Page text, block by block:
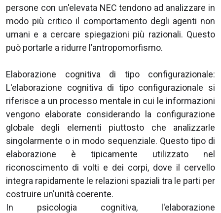
persone con un'elevata NEC tendono ad analizzare in
modo più critico il comportamento degli agenti non
umani e a cercare spiegazioni più razionali. Questo
può portarle a ridurre l’antropomorfismo.
Elaborazione cognitiva di tipo configurazionale:
L'elaborazione cognitiva di tipo configurazionale si
riferisce a un processo mentale in cui le informazioni
vengono elaborate considerando la configurazione
globale degli elementi piuttosto che analizzarle
singolarmente o in modo sequenziale. Questo tipo di
elaborazione è tipicamente utilizzato nel
riconoscimento di volti e dei corpi, dove il cervello
integra rapidamente le relazioni spaziali tra le parti per
costruire un'unità coerente.
In psicologia cognitiva, l'elaborazione